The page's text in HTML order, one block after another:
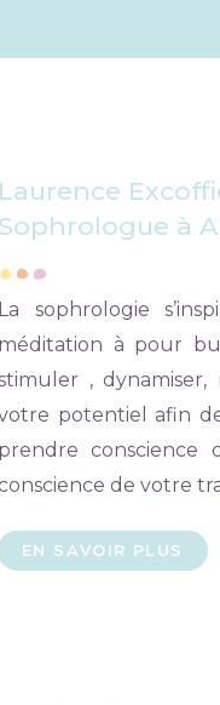
Laurence
Sophrologue à
La sophrologie
méditation à pour
, dynamiser,
potentiel afin
prendre conscience
de votre
EN SAVOIR PLUS